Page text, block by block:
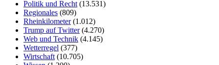
Politik und Recht (13.531)
Regionales (809)
Rheinkilometer(1.012)
Trump auf Twitter(4.270)
Web und Technik (4.145)
Wetterregel (377)
Wirtschaft (10.705)